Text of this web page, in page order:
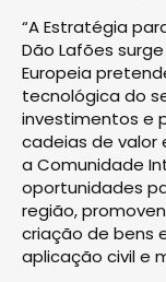
“A Estratégia
Dão Lafões
Europeia
tecnológica do
investimentos e
cadeias de valor
a Comunidade
oportunidades
região,
criação de bens
aplicação civil e